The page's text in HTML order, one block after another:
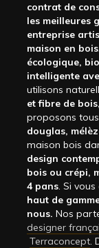
contrat de
les meilleures
entreprise
maison en bois
écologique,
intelligente
utilisons
et fibre de
proposons
douglas,
maison bois
design
bois ou crépi,
4 pans. Si vous
haut de
nous. Nos
designer
Terraconcept.